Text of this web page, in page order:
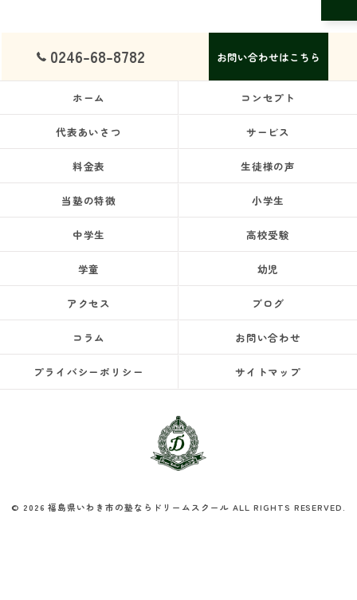
0246-68-8782 お問い合わせはこちら
ホーム コンセプト
代表あいさつ サービス
料金表 生徒様の声
当塾の特徴 小学生
中学生 高校受験
学童 幼児
アクセス ブログ
コラム お問い合わせ
プライバシーポリシー サイトマップ
© 2026 福島県いわき市の塾ならドリームスクール ALL RIGHTS RESERVED.